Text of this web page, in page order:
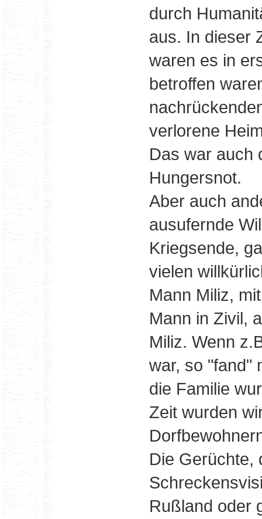
durch
aus. In dieser
waren es in
betroffen
verlorene
Das war auch
Hungersnot.
Aber auch
ausufernde
Kriegsende,
vielen
Mann Miliz,
Mann in Zivil,
Miliz. Wenn
war, so "fand"
die Familie
Zeit wurden
Die Gerüchte,
Rußland oder